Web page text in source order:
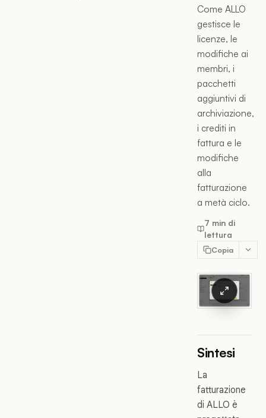
Come ALLO
gestisce le
licenze, le
modifiche ai
membri, i
pacchetti
aggiuntivi di
archiviazione,
i crediti in
fattura e le
modifiche
alla
fatturazione
a metà ciclo.
7 min di
lettura
Copia
Sintesi
La
fatturazione
di ALLO è